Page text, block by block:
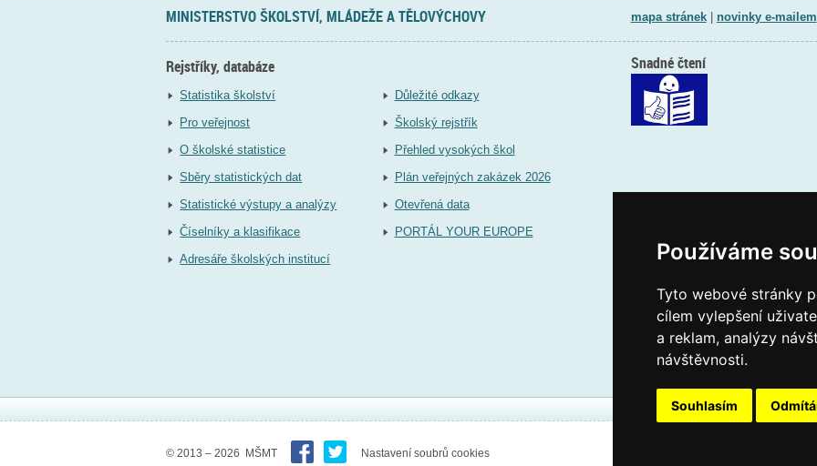
Používáme
Tyto webové stránky
cílem vylepšení
a reklam, analýzy
návštěvnosti.
Souhlasím
MINISTERSTVO ŠKOLSTVÍ, MLÁDEŽE A TĚLOVÝCHOVY mapa stránek| novinky e-mailem
Rejstříky, databáze
Statistika školství
Pro veřejnost
O školské statistice
Sběry statistických dat
Statistické výstupy a analýzy
Číselníky a klasifikace
Adresáře školských institucí
Důležité odkazy
Školský rejstřík
Přehled vysokých škol
Plán veřejných zakázek 2026
Otevřená data
PORTÁL YOUR EUROPE
Snadné čtení
© 2013 – 2026 MŠMT Nastavení soubrů cookies